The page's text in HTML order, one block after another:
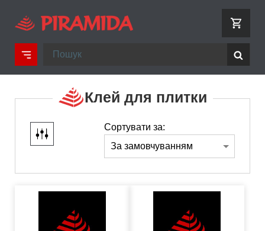
Клей для плитки
Сортувати за: